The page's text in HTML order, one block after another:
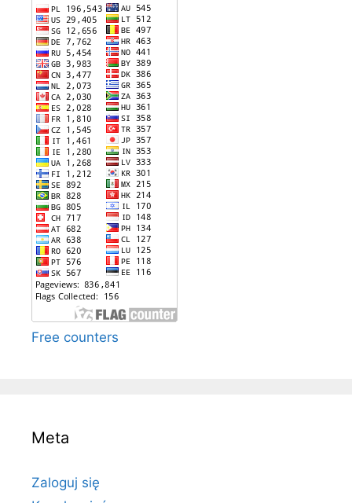
Free counters
Meta
Zaloguj się